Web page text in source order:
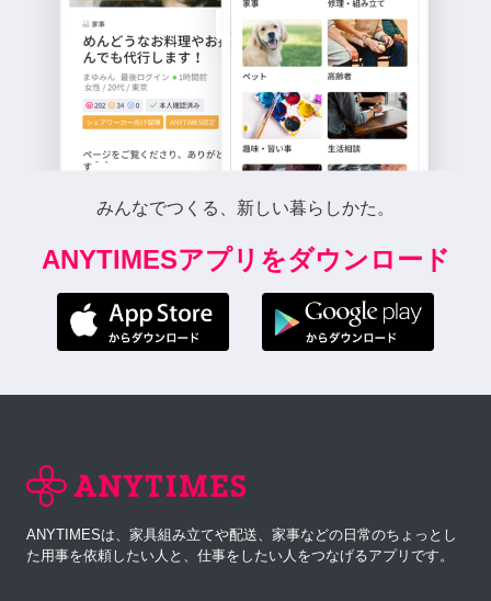
みんなでつくる、新しい暮らしかた。
ANYTIMESアプリをダウンロード
ANYTIMESは、家具組み立てや配送、家事などの日常のちょっとし
た用事を依頼したい人と、仕事をしたい人をつなげるアプリです。